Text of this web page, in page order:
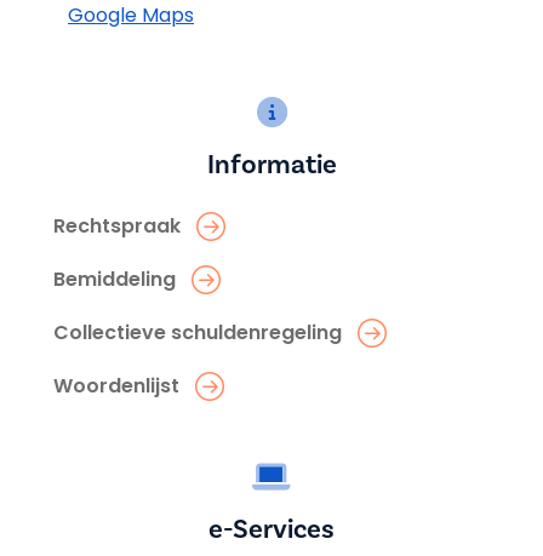
Google Maps
Informatie
Rechtspraak
Bemiddeling
Collectieve schuldenregeling
Woordenlijst
e-Services